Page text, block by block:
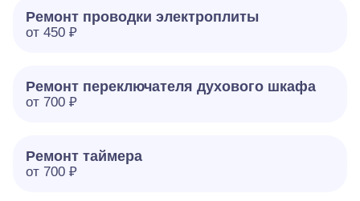
Ремонт проводки электроплиты
от 450 ₽
Ремонт переключателя духового шкафа
от 700 ₽
Ремонт таймера
от 700 ₽